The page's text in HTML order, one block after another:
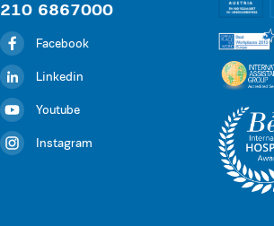
210 6867000
Facebook
Linkedin
Youtube
Instagram